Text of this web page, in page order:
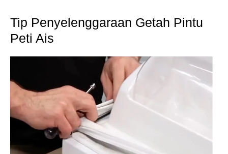
Tip Penyelenggaraan Getah Pintu
Peti Ais